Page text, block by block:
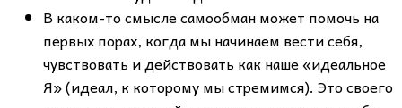
В каком-то смысле самообман может помочь на
первых порах, когда мы начинаем вести себя,
чувствовать и действовать как наше «идеальное
Я» (идеал, к которому мы стремимся). Это своего